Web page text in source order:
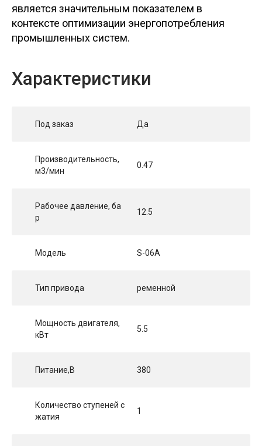
является значительным показателем в
контексте оптимизации энергопотребления
промышленных систем.
Характеристики
Под заказ Да
Производительность,
м3/мин
0.47
Рабочее давление, ба
р
12.5
Модель S-06A
Тип привода ременной
Мощность двигателя,
кВт
5.5
Питание,В 380
Количество ступеней с
жатия
1